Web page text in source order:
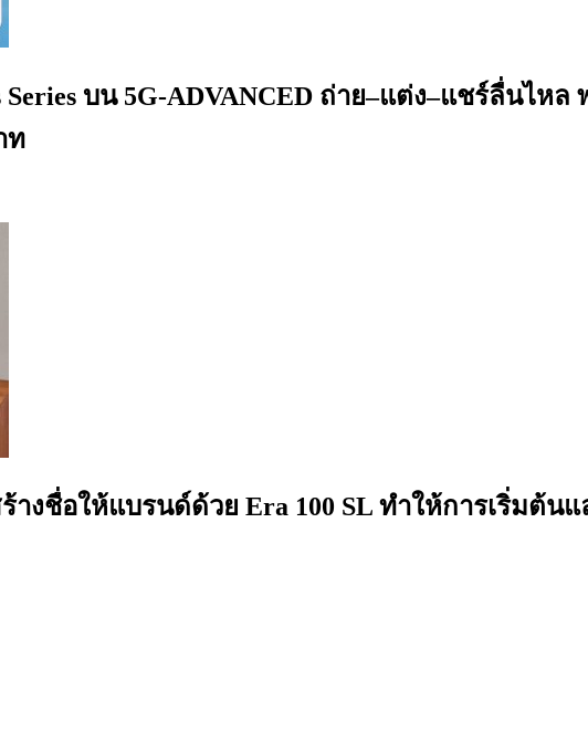
Series บน 5G-ADVANCED ถ่าย–แต่ง–แชร์ลื่นไห
ท
งชื่อให้แบรนด์ด้วย Era 100 SL ทำให้การเริ่มต้นแ